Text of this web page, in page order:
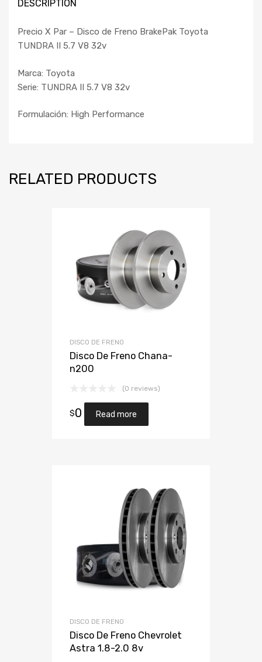
DESCRIPTION
Precio X Par – Disco de Freno BrakePak Toyota
TUNDRA II 5.7 V8 32v
Marca: Toyota
Serie: TUNDRA II 5.7 V8 32v
Formulación: High Performance
RELATED PRODUCTS
DISCO DE FRENO
Disco De Freno Chana-
n200
(0 reviews)
$0 Read more
DISCO DE FRENO
Disco De Freno Chevrolet
Astra 1.8-2.0 8v